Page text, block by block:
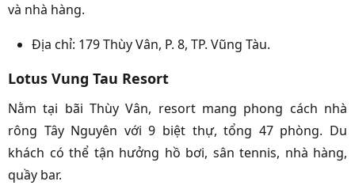
và nhà hàng.
Địa chỉ: 179 Thùy Vân, P. 8, TP. Vũng Tàu.
Lotus Vung Tau Resort
Nằm tại bãi Thùy Vân, resort mang phong cách nhà
rông Tây Nguyên với 9 biệt thự, tổng 47 phòng. Du
khách có thể tận hưởng hồ bơi, sân tennis, nhà hàng,
quầy bar.